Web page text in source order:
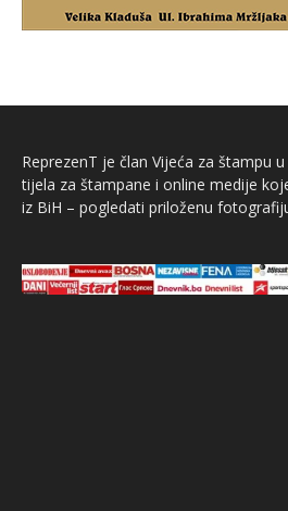
ReprezenT je član Vijeća za štampu
tijela za štampane i online medije
iz BiH – pogledati priloženu